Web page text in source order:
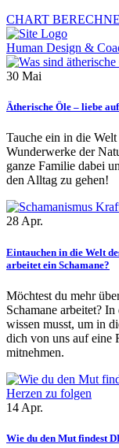
CHART
Human Design &
30 Mai
Ätherische Öle – liebe
Tauche ein in die
Wunderwerke der
ganze Familie dabei
den Alltag zu gehen!
28 Apr.
Eintauchen in die Welt
arbeitet ein Schamane?
Möchtest du mehr
Schamane arbeitet?
wissen musst, um in
dich von uns auf eine
mitnehmen.
14 Apr.
Wie du den Mut findest